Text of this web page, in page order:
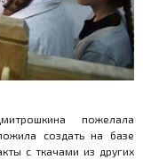
пожелала
создать на базе
с ткачами из других